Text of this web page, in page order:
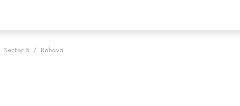
Sector 5 / Rahova